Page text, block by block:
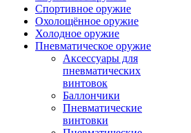
Спортивное оружие
Охолощённое оружие
Холодное оружие
Пневматическое оружие
Аксессуары для
пневматических
винтовок
Баллончики
Пневматические
винтовки